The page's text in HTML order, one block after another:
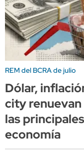
REM del BCRA de julio
Dólar,
city
las
economía